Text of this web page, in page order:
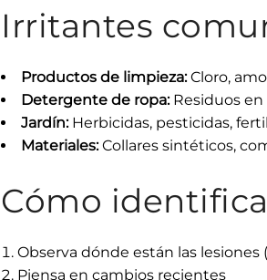
Irritantes
Productos de limpieza:Cloro,
Detergente de ropa:Residuos en
Jardín:Herbicidas, pesticidas,
Materiales:Collares sintéticos,
Cómo
Observa dónde están las
Piensa en cambios recientes